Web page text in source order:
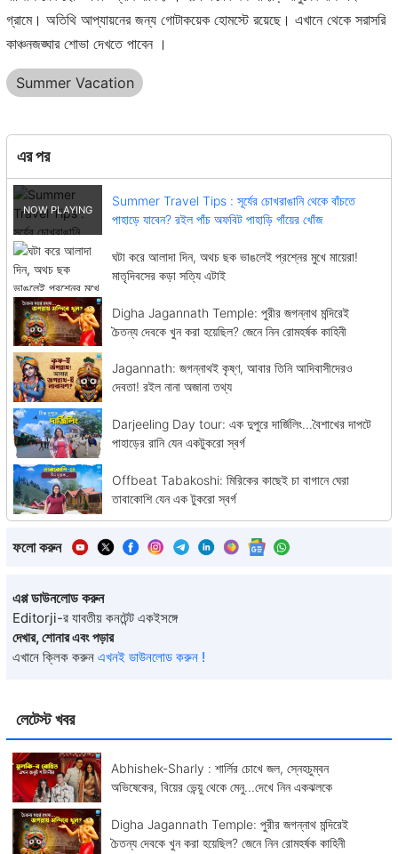
লেটেস্ট খবর
Abhishek-Sharly : শার্লির চোখে জল, স্নেহচুম্বন
অভিষেকের, বিয়ের ভেন্য়ু থেকে মেনু...দেখে নিন একঝলকে
Digha Jagannath Temple: পুরীর জগন্নাথ মন্দিরেই
চৈতন্য দেবকে খুন করা হয়েছিল? জেনে নিন রোমহর্ষক কাহিনী
গ্রামে। অতিথি আপ্যায়নের জন্য গোটাকয়েক হোমস্টে রয়েছে। এখানে থেকে সরাসরি
কাঞ্চনজঙ্ঘার শোভা দেখতে পাবেন ।
Summer Vacation
এর পর
Summer Travel Tips : সূর্যের চোখরাঙানি থেকে বাঁচতে
পাহাড়ে যাবেন? রইল পাঁচ অফবিট পাহাড়ি গাঁয়ের খোঁজ
ঘটা করে আলাদা দিন, অথচ ছক ভাঙলেই প্রশ্নের মুখে মায়েরা!
মাতৃদিবসের কড়া সত্যি এটাই
Digha Jagannath Temple: পুরীর জগন্নাথ মন্দিরেই
চৈতন্য দেবকে খুন করা হয়েছিল? জেনে নিন রোমহর্ষক কাহিনী
Jagannath: জগন্নাথই কৃষ্ণ, আবার তিনি আদিবাসীদেরও
দেবতা! রইল নানা অজানা তথ্য
Darjeeling Day tour: এক দুপুরে দার্জিলিং...বৈশাখের দাপটে
পাহাড়ের রানি যেন একটুকরো স্বর্গ
Offbeat Tabakoshi: মিরিকের কাছেই চা বাগানে ঘেরা
তাবাকোশি যেন এক টুকরো স্বর্গ
ফলো করুন
এপ্প ডাউনলোড করুন
Editorji-র যাবতীয় কনটেন্ট একইসঙ্গে
দেখার, শোনার এবং পড়ার
এখানে ক্লিক করুন এখনই ডাউনলোড করুন !